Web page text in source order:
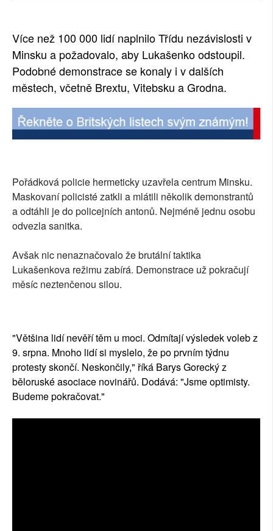
Více než 100 000 lidí naplnilo Třídu nezávislosti v
Minsku a požadovalo, aby Lukašenko odstoupil.
Podobné demonstrace se konaly i v dalších
městech, včetně Brextu, Vitebsku a Grodna.
Pořádková policie hermeticky uzavřela centrum Minsku.
Maskovaní policisté zatkli a mlátili několik demonstrantů
a odtáhli je do policejních antonů. Nejméně jednu osobu
odvezla sanitka.
Avšak nic nenaznačovalo že brutální taktika
Lukašenkova režimu zabírá. Demonstrace už pokračují
měsíc neztenčenou silou.
"Většina lidí nevěří těm u moci. Odmítají výsledek voleb z
9. srpna. Mnoho lidí si myslelo, že po prvním týdnu
protesty skončí. Neskončily," říká Barys Gorecký z
běloruské asociace novinářů. Dodává: "Jsme optimisty.
Budeme pokračovat."